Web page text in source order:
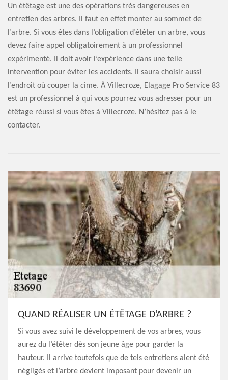
Un étêtage est une des opérations très dangereuses en
entretien des arbres. Il faut en effet monter au sommet de
l’arbre. Si vous êtes dans l’obligation d’étêter un arbre, vous
devez faire appel obligatoirement à un professionnel
expérimenté. Il doit avoir l’expérience dans une telle
intervention pour éviter les accidents. Il saura choisir aussi
l’endroit où couper la cime. À Villecroze, Elagage Pro Service 83
est un professionnel à qui vous pourrez vous adresser pour un
étêtage réussi si vous êtes à Villecroze. N’hésitez pas à le
contacter.
QUAND RÉALISER UN ÉTÊTAGE D’ARBRE ?
Si vous avez suivi le développement de vos arbres, vous
aurez du l’étêter dès son jeune âge pour garder la
hauteur. Il arrive toutefois que de tels entretiens aient été
négligés et l’arbre devient imposant pour devenir un